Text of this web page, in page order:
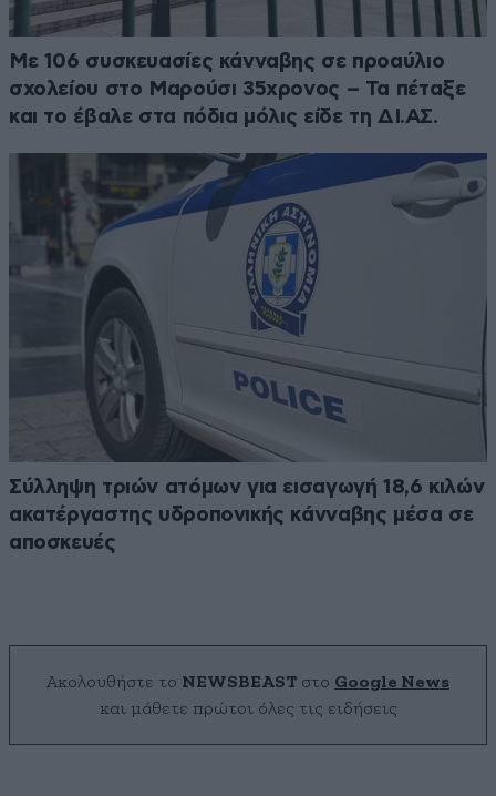
Με 106 συσκευασίες κάνναβης σε προαύλιο
σχολείου στο Μαρούσι 35χρονος – Τα πέταξε
και το έβαλε στα πόδια μόλις είδε τη ΔΙ.ΑΣ.
Σύλληψη τριών ατόμων για εισαγωγή 18,6 κιλών
ακατέργαστης υδροπονικής κάνναβης μέσα σε
αποσκευές
Ακολουθήστε το NEWSBEAST στο Google News
και μάθετε πρώτοι όλες τις ειδήσεις